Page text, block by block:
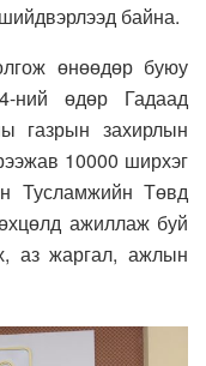
байна.
өнөөдөр буюу
өдөр Гадаад
газрын захирлын
10000 ширхэг
Тусламжийн Төвд
ажиллаж буй
аз жаргал, ажлын